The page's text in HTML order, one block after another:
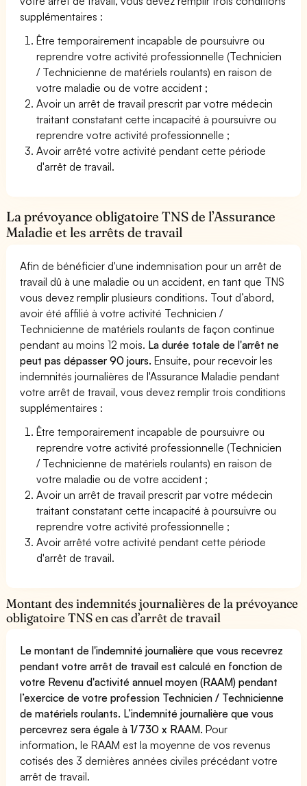
supplémentaires :
Être temporairement incapable de poursuivre ou
reprendre votre activité professionnelle (Technicien
/ Technicienne de matériels roulants) en raison de
votre maladie ou de votre accident ;
Avoir un arrêt de travail prescrit par votre médecin
traitant constatant cette incapacité à poursuivre ou
reprendre votre activité professionnelle ;
Avoir arrêté votre activité pendant cette période
d'arrêt de travail.
La prévoyance obligatoire TNS de l’Assurance
Maladie et les arrêts de travail
Afin de bénéficier d'une indemnisation pour un arrêt de
travail dû à une maladie ou un accident, en tant que TNS
vous devez remplir plusieurs conditions. Tout d’abord,
avoir été affilié à votre activité Technicien /
Technicienne de matériels roulants de façon continue
pendant au moins 12 mois. La durée totale de l'arrêt ne
peut pas dépasser 90 jours. Ensuite, pour recevoir les
indemnités journalières de l'Assurance Maladie pendant
votre arrêt de travail, vous devez remplir trois conditions
supplémentaires :
Être temporairement incapable de poursuivre ou
reprendre votre activité professionnelle (Technicien
/ Technicienne de matériels roulants) en raison de
votre maladie ou de votre accident ;
Avoir un arrêt de travail prescrit par votre médecin
traitant constatant cette incapacité à poursuivre ou
reprendre votre activité professionnelle ;
Avoir arrêté votre activité pendant cette période
d'arrêt de travail.
Montant des indemnités journalières de la prévoyance
obligatoire TNS en cas d’arrêt de travail
Le montant de l'indemnité journalière que vous recevrez
pendant votre arrêt de travail est calculé en fonction de
votre Revenu d'activité annuel moyen (RAAM) pendant
l’exercice de votre profession Technicien / Technicienne
de matériels roulants. L’indemnité journalière que vous
percevrez sera égale à 1/730 x RAAM. Pour
information, le RAAM est la moyenne de vos revenus
cotisés des 3 dernières années civiles précédant votre
arrêt de travail.